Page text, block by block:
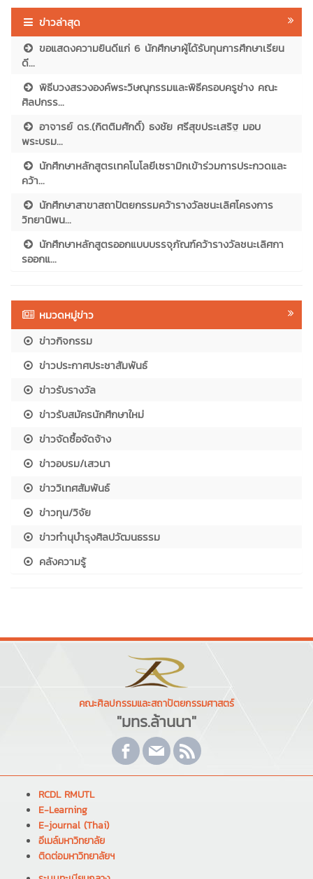
ข่าวล่าสุด
ขอแสดงความยินดีแก่ 6 นักศึกษาผู้ได้รับทุนการศึกษาเรียน
ดี...
พิธีบวงสรวงองค์พระวิษณุกรรมและพิธีครอบครูช่าง คณะ
ศิลปกรร...
อาจารย์ ดร.(กิตติมศักดิ์) ธงชัย ศรีสุขประเสริฐ มอบ
พระบรม...
นักศึกษาหลักสูตรเทคโนโลยีเซรามิกเข้าร่วมการประกวดและ
คว้า...
นักศึกษาสาขาสถาปัตยกรรมคว้ารางวัลชนะเลิศโครงการ
วิทยานิพน...
นักศึกษาหลักสูตรออกแบบบรรจุภัณฑ์คว้ารางวัลชนะเลิศกา
รออกแ...
หมวดหมู่ข่าว
ข่าวกิจกรรม
ข่าวประกาศประชาสัมพันธ์
ข่าวรับรางวัล
ข่าวรับสมัครนักศึกษาใหม่
ข่าวจัดซื้อจัดจ้าง
ข่าวอบรม/เสวนา
ข่าววิเทศสัมพันธ์
ข่าวทุน/วิจัย
ข่าวทำนุบำรุงศิลปวัฒนธรรม
คลังความรู้
คณะศิลปกรรมและสถาปัตยกรรมศาสตร์
"มทร.ล้านนา"
RCDL RMUTL
E-Learning
E-journal (Thai)
อีเมล์มหาวิทยาลัย
ติดต่อมหาวิทยาลัยฯ